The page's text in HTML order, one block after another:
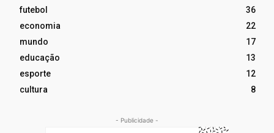
futebol
36
economia
22
mundo
17
educação
13
esporte
12
cultura
8
- Publicidade -